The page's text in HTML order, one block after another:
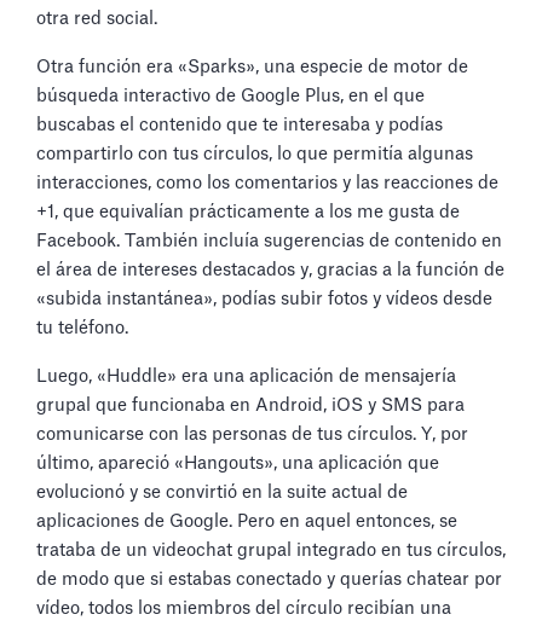
otra red social.
Otra función era «Sparks», una especie de motor de
búsqueda interactivo de Google Plus, en el que
buscabas el contenido que te interesaba y podías
compartirlo con tus círculos, lo que permitía algunas
interacciones, como los comentarios y las reacciones de
+1, que equivalían prácticamente a los me gusta de
Facebook. También incluía sugerencias de contenido en
el área de intereses destacados y, gracias a la función de
«subida instantánea», podías subir fotos y vídeos desde
tu teléfono.
Luego, «Huddle» era una aplicación de mensajería
grupal que funcionaba en Android, iOS y SMS para
comunicarse con las personas de tus círculos. Y, por
último, apareció «Hangouts», una aplicación que
evolucionó y se convirtió en la suite actual de
aplicaciones de Google. Pero en aquel entonces, se
trataba de un videochat grupal integrado en tus círculos,
de modo que si estabas conectado y querías chatear por
vídeo, todos los miembros del círculo recibían una